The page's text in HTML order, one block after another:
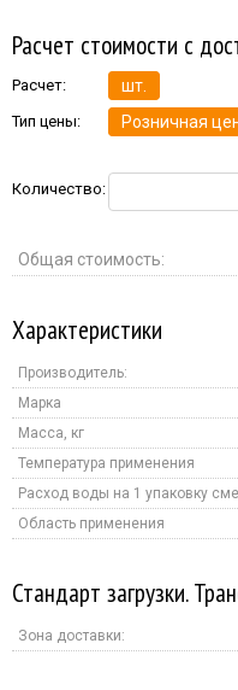
Расчет стоимости с
Расчет: шт.
Тип цены: Розничная
Количество:
Общая стоимость:
Характеристики
Производитель:
Марка
Масса, кг
Температура применения
Расход воды на 1 упаковку
Область применения
Стандарт загрузки.
Зона доставки: